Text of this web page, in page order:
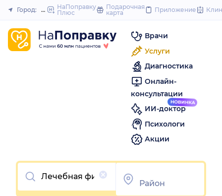
to
Закрыть
Город: ОмскНаПоправку
Плюс
Подарочная
карта
Приложение
Врачи
Услуги
Диагностика
Онлайн-
консультации
ИИ-доктор
Психологи
Акции
Очистить